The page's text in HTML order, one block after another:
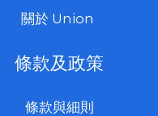
關於 Union
條款及政策
條款與細則